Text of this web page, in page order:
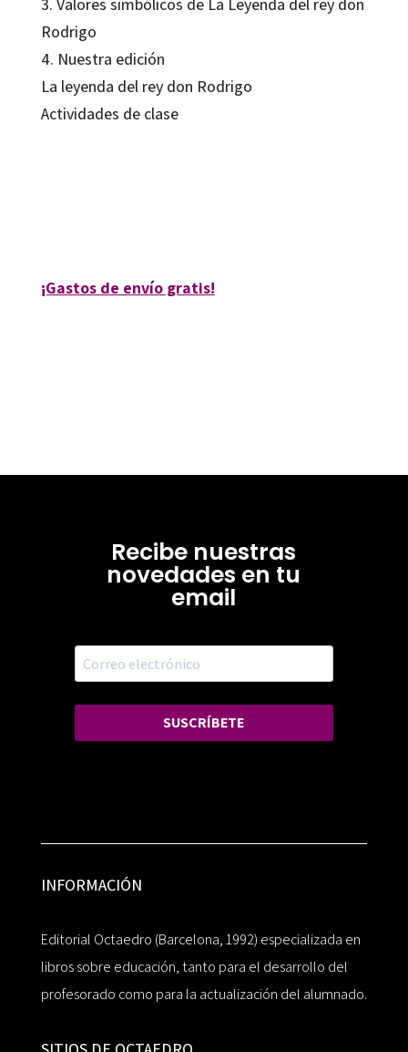
3. Valores simbólicos de La Leyenda del rey don
Rodrigo
4. Nuestra edición
La leyenda del rey don Rodrigo
Actividades de clase
¡Gastos de envío gratis!
Recibe nuestras
novedades en tu
email
SUSCRÍBETE
INFORMACIÓN
Editorial Octaedro (Barcelona, 1992) especializada en
libros sobre educación, tanto para el desarrollo del
profesorado como para la actualización del alumnado.